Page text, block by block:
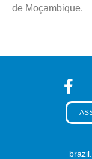
de Moçambique.